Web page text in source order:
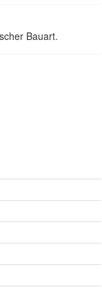
Bauart.